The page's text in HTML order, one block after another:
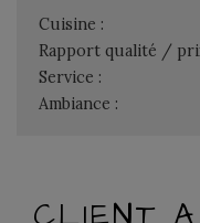
Cuisine :
Rapport qualité /
Service :
Ambiance :